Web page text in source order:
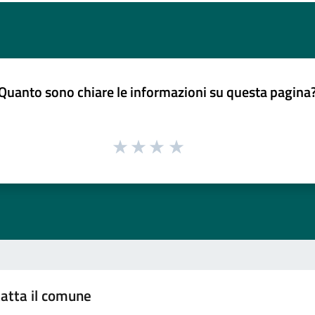
sono chiare le informazioni su questa
il comune